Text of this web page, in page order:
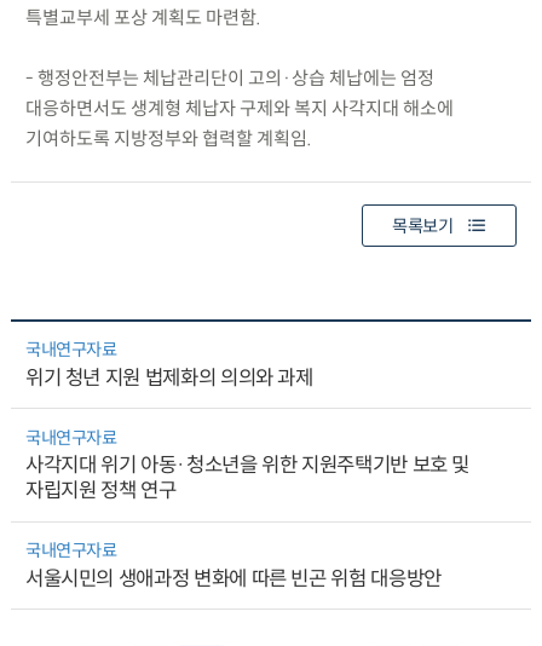
특별교부세 포상 계획도 마련함.
- 행정안전부는 체납관리단이 고의·상습 체납에는 엄정
대응하면서도 생계형 체납자 구제와 복지 사각지대 해소에
기여하도록 지방정부와 협력할 계획임.
목록보기
국내연구자료
위기 청년 지원 법제화의 의의와 과제
국내연구자료
사각지대 위기 아동·청소년을 위한 지원주택기반 보호 및
자립지원 정책 연구
국내연구자료
서울시민의 생애과정 변화에 따른 빈곤 위험 대응방안